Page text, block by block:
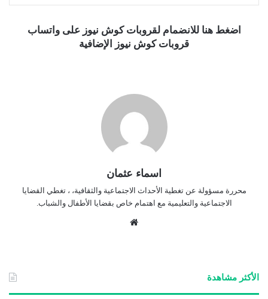
اضغط هنا للانضمام لقروبات كوش نيوز على واتساب
قروبات كوش نيوز الإضافية
اسماء عثمان
محررة مسؤولة عن تغطية الأحداث الاجتماعية والثقافية، ، تغطي القضايا
الاجتماعية والتعليمية مع اهتمام خاص بقضايا الأطفال والشباب.
الأكثر مشاهدة